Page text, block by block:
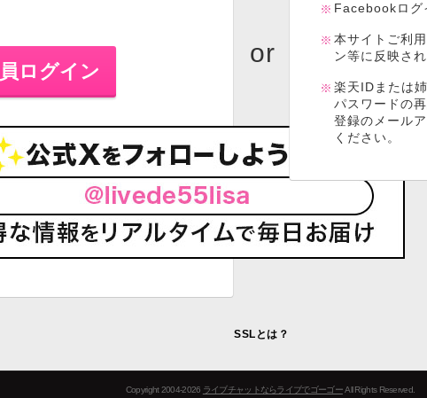
Facebookログ
本サイトご利
ン等に反映さ
楽天IDまたは
パスワードの
登録のメール
ください。
SSLとは？
Copyright 2004-2026 ライブチャットならライブでゴーゴーAll Rights Reserved.